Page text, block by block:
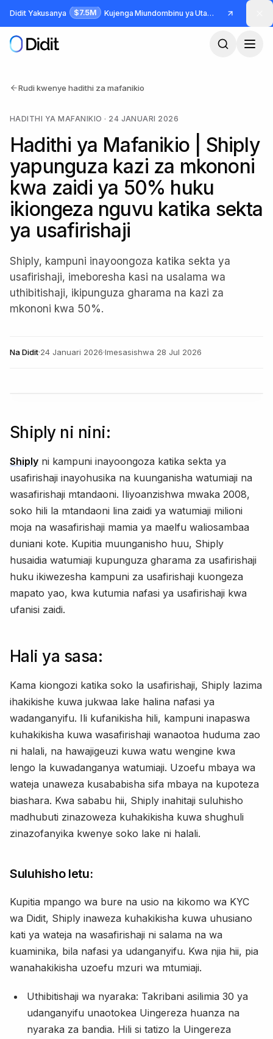
Ruka hadi maudhui makuu
Didit Yakusanya $7.5M Kujenga Miundombinu ya Utambulisho na Udanganyifu
Rudi kwenye hadithi za mafanikio
HADITHI YA MAFANIKIO · 24 JANUARI 2026
Hadithi ya Mafanikio | Shiply
yapunguza kazi za mkononi
kwa zaidi ya 50% huku
ikiongeza nguvu katika sekta
ya usafirishaji
Shiply, kampuni inayoongoza katika sekta ya
usafirishaji, imeboresha kasi na usalama wa
uthibitishaji, ikipunguza gharama na kazi za
mkononi kwa 50%.
NaDidit·24 Januari 2026·Imesasishwa 28 Jul 2026
Shiply ni nini:
Shiply ni kampuni inayoongoza katika sekta ya
usafirishaji inayohusika na kuunganisha watumiaji na
wasafirishaji mtandaoni. Iliyoanzishwa mwaka 2008,
soko hili la mtandaoni lina zaidi ya watumiaji milioni
moja na wasafirishaji mamia ya maelfu waliosambaa
duniani kote. Kupitia muunganisho huu, Shiply
husaidia watumiaji kupunguza gharama za usafirishaji
huku ikiwezesha kampuni za usafirishaji kuongeza
mapato yao, kwa kutumia nafasi ya usafirishaji kwa
ufanisi zaidi.
Hali ya sasa:
Kama kiongozi katika soko la usafirishaji, Shiply lazima
ihakikishe kuwa jukwaa lake halina nafasi ya
wadanganyifu. Ili kufanikisha hili, kampuni inapaswa
kuhakikisha kuwa wasafirishaji wanaotoa huduma zao
ni halali, na hawajigeuzi kuwa watu wengine kwa
lengo la kuwadanganya watumiaji. Uzoefu mbaya wa
wateja unaweza kusababisha sifa mbaya na kupoteza
biashara. Kwa sababu hii, Shiply inahitaji suluhisho
madhubuti zinazoweza kuhakikisha kuwa shughuli
zinazofanyika kwenye soko lake ni halali.
Suluhisho letu:
Kupitia mpango wa bure na usio na kikomo wa KYC
wa Didit, Shiply inaweza kuhakikisha kuwa uhusiano
kati ya wateja na wasafirishaji ni salama na wa
kuaminika, bila nafasi ya udanganyifu. Kwa njia hii, pia
wanahakikisha uzoefu mzuri wa mtumiaji.
Uthibitishaji wa nyaraka: Takribani asilimia 30 ya
udanganyifu unaotokea Uingereza huanza na
nyaraka za bandia. Hili si tatizo la Uingereza